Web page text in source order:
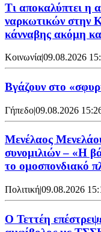
Τι αποκαλύπτει η
ναρκωτικών στην
κάνναβης ακόμη
Κοινωνία|09.08.2026
Bγάζουν στο
Γήπεδο|09.08.2026
Μενέλαος
συνομιλιών – «Η
το ομοσπονδιακό
Πολιτική|09.08.2026
Ο Τεττέη